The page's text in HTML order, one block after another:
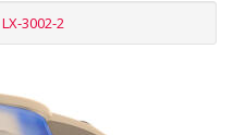
LX-3002-2